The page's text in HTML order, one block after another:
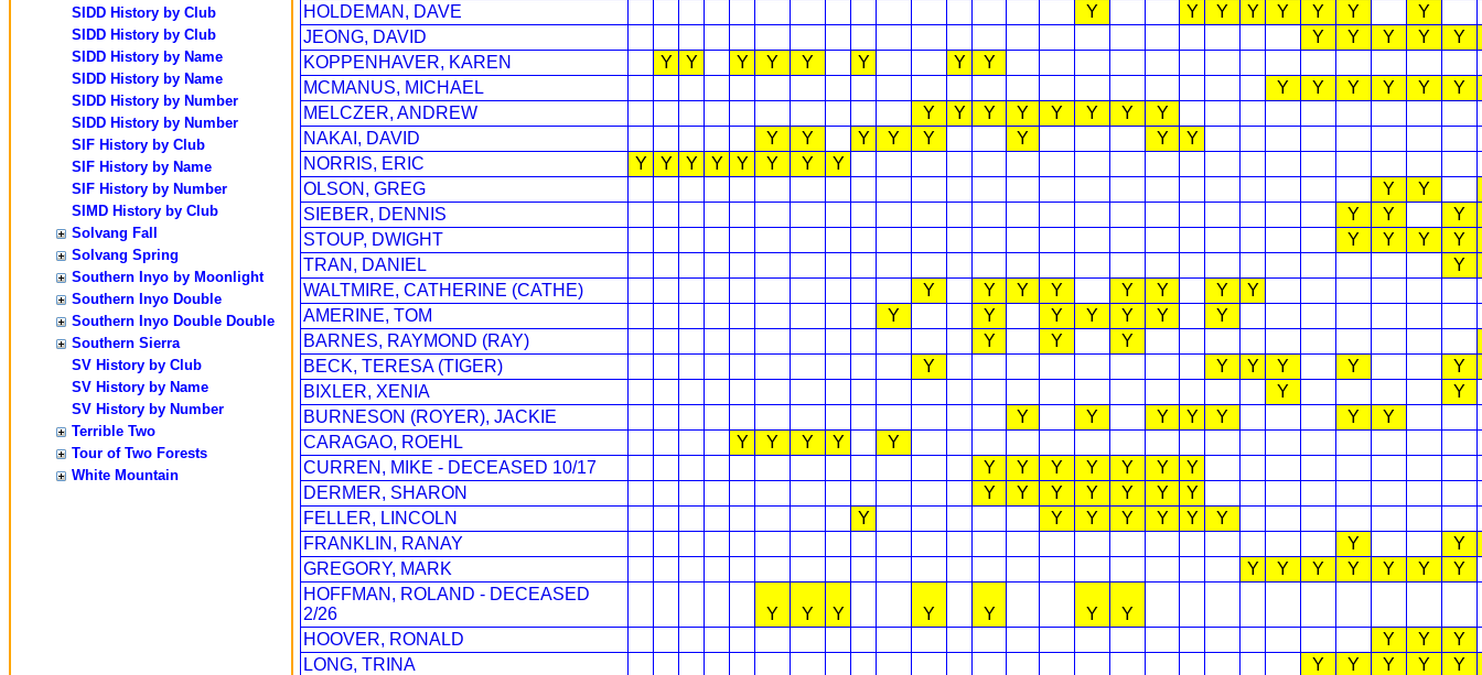
SIDD History by Club
SIDD History by Club
SIDD History by Name
SIDD History by Name
SIDD History by Number
SIDD History by Number
SIF History by Club
SIF History by Name
SIF History by Number
SIMD History by Club
Solvang Fall
Solvang Spring
Southern Inyo by Moonlight
Southern Inyo Double
Southern Inyo Double Double
Southern Sierra
SV History by Club
SV History by Name
SV History by Number
Terrible Two
Tour of Two Forests
White Mountain
HOLDEMAN, DAVE
Y Y Y Y Y Y Y
Y
JEONG, DAVID
Y Y Y Y
Y
KOPPENHAVER, KAREN
Y Y Y Y Y Y Y
Y
MCMANUS, MICHAEL
Y Y Y Y Y
Y
MELCZER, ANDREW
Y Y Y Y Y Y Y
Y
NAKAI, DAVID
Y Y Y Y Y Y Y
Y
NORRIS, ERIC
Y Y Y Y Y Y Y
Y
OLSON, GREG
Y
Y
SIEBER, DENNIS
Y Y
Y
STOUP, DWIGHT
Y Y Y
Y
TRAN, DANIEL
Y
WALTMIRE, CATHERINE (CATHE)
Y Y Y Y Y Y Y
Y
AMERINE, TOM
Y Y Y Y Y Y
Y
BARNES, RAYMOND (RAY)
Y Y
Y
BECK, TERESA (TIGER)
Y Y Y Y Y
Y
BIXLER, XENIA
Y
Y
BURNESON (ROYER), JACKIE
Y Y Y Y Y Y
Y
CARAGAO, ROEHL
Y Y Y Y
Y
CURREN, MIKE - DECEASED 10/17
Y Y Y Y Y Y
Y
DERMER, SHARON
Y Y Y Y Y Y
Y
FELLER, LINCOLN
Y Y Y Y Y Y
Y
FRANKLIN, RANAY
Y
Y
GREGORY, MARK
Y Y Y Y Y Y
Y
HOFFMAN, ROLAND - DECEASED
2/26
Y Y Y Y Y Y
Y
HOOVER, RONALD
Y Y
Y
LONG, TRINA
Y Y Y Y
Y